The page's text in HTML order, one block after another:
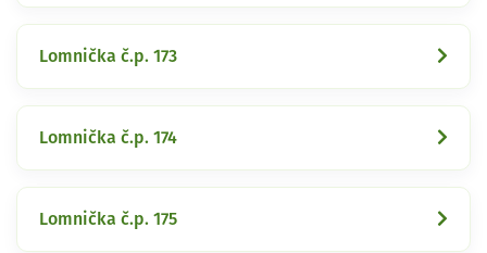
Lomnička č.p. 173
Lomnička č.p. 174
Lomnička č.p. 175